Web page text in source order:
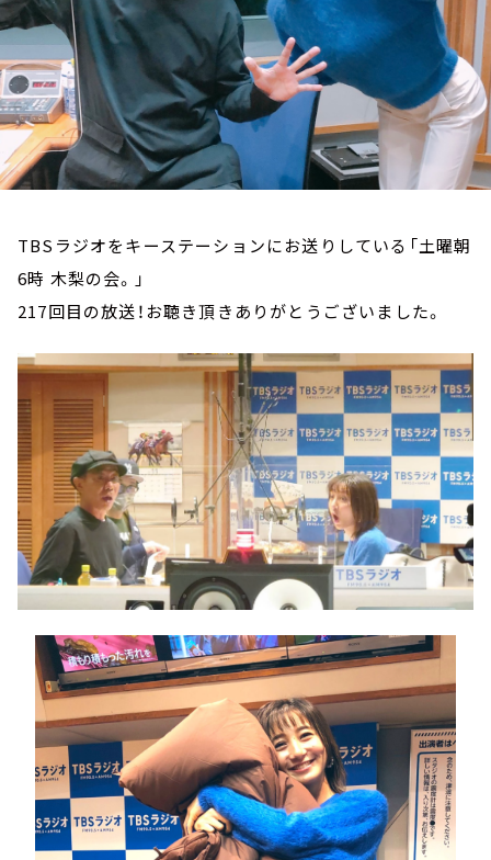
TBSラジオをキーステーションにお送りしている「土曜朝
6時 木梨の会。」
217回目の放送！お聴き頂きありがとうございました。